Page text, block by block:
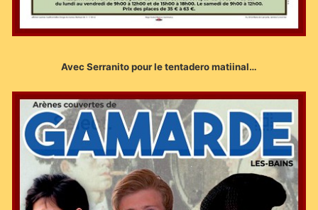
Avec Serranito pour le tentadero matiinal…